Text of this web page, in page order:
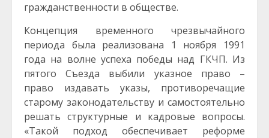
гражданственности в обществе.
Концепция временного чрезвычайного
периода была реализована 1 ноября 1991
года на волне успеха победы над ГКЧП. Из
пятого Съезда выбили указное право –
право издавать указы, противоречащие
старому законодательству и самостоятельно
решать структурные и кадровые вопросы.
«Такой подход обеспечивает реформе